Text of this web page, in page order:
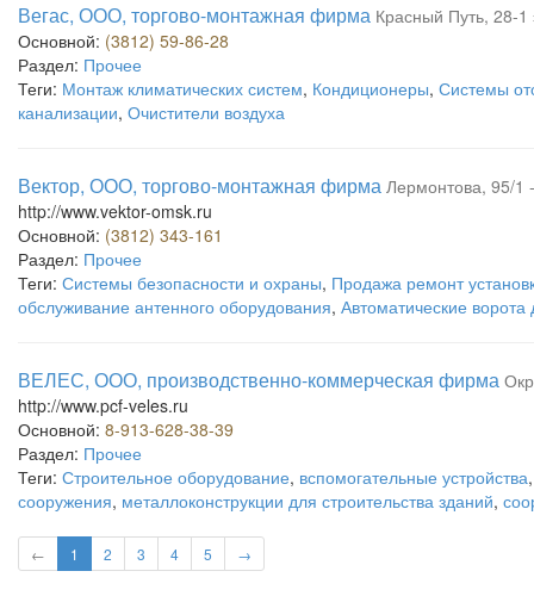
Вегас, ООО, торгово-монтажная фирма Красный Путь, 28-1
Основной: (3812) 59-86-28
Раздел: Прочее
Теги: Монтаж климатических систем, Кондиционеры, Системы
канализации, Очистители воздуха
Вектор, ООО, торгово-монтажная фирма Лермонтова, 95/1
http://www.vektor-omsk.ru
Основной: (3812) 343-161
Раздел: Прочее
Теги: Системы безопасности и охраны, Продажа ремонт
обслуживание антенного оборудования, Автоматические
ВЕЛЕС, ООО, производственно-коммерческая фирма
http://www.pcf-veles.ru
Основной: 8-913-628-38-39
Раздел: Прочее
Теги: Строительное оборудование, вспомогательные устройства
сооружения, металлоконструкции для строительства зданий,
← 1 2 3 4 5 →